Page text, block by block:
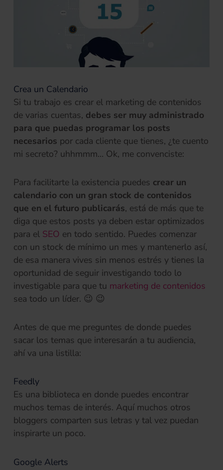
Crea un Calendario
Si tu trabajo es crear el marketing de contenidos
de varias cuentas, debes ser muy administrado
para que puedas programar los posts
necesarios por cada cliente que tienes, ¿te cuento
mi secreto? uhhmmm… Ok, me convenciste:
Para facilitarte la existencia puedes crear un
calendario con un gran stock de contenidos
que en el futuro publicarás, está de más que te
diga que estos posts ya deben estar optimizados
para el SEO en todo sentido. Puedes comenzar
con un stock de mínimo un mes y mantenerlo así,
de esa manera vives sin menos estrés y tienes la
oportunidad de seguir investigando todo lo
investigable para que tu marketing de contenidos
sea todo un líder. 😉 😉
Antes de que me preguntes de donde puedes
sacar los temas que interesarán a tu audiencia,
ahí va una listilla:
Feedly
Es una biblioteca en donde puedes encontrar
muchos temas de interés. Aquí muchos otros
bloggers comparten sus letras y tal vez puedan
inspirarte un poco.
Google Alerts